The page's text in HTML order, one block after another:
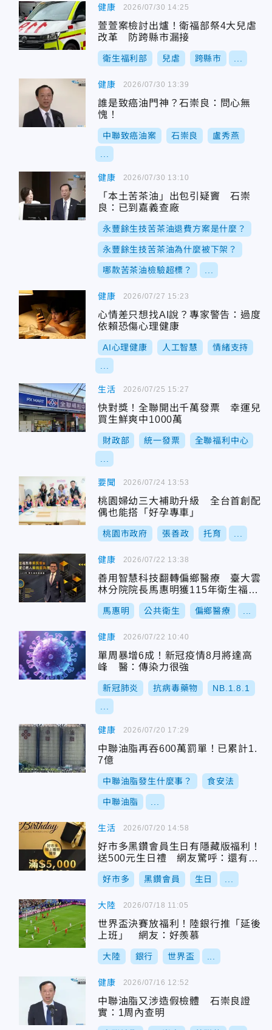
健康
萱萱案檢討出爐！衛福部祭4大兒虐
改革 防跨縣市漏接
衛生福利部 兒虐 跨縣市
2026/07/30 14:25
健康
誰是致癌油門神？石崇良：問心無
愧！
中聯致癌油案 石崇良 盧秀燕
2026/07/30 13:39
健康
「本土苦茶油」出包引疑竇 石崇
良：已到嘉義查廠
永豐餘生技苦茶油退費方案是什麼？
永豐餘生技苦茶油為什麼被下架？
哪款苦茶油檢驗超標？
2026/07/30 13:10
健康
心情差只想找AI說？專家警告：過度
依賴恐傷心理健康
AI心理健康 人工智慧 情緒支持
2026/07/27 15:23
生活
快對獎！全聯開出千萬發票 幸運兒
買生鮮爽中1000萬
財政部 統一發票 全聯福利中心
2026/07/25 15:27
要聞
桃園婦幼三大補助升級 全台首創配
偶也能搭「好孕專車」
桃園市政府 張善政 托育
2026/07/24 13:53
健康
善用智慧科技翻轉偏鄉醫療 臺大雲
林分院院長馬惠明獲115年衛生福利
專業獎章
馬惠明 公共衛生 偏鄉醫療
2026/07/22 13:38
健康
單周暴增6成！新冠疫情8月將達高
峰 醫：傳染力很強
新冠肺炎 抗病毒藥物 NB.1.8.1
2026/07/22 10:40
健康
中聯油脂再吞600萬罰單！已累計1.
7億
中聯油脂發生什麼事？ 食安法
中聯油脂
2026/07/20 17:29
生活
好市多黑鑽會員生日有隱藏版福利！
送500元生日禮 網友驚呼：還有這
好康
好市多 黑鑽會員 生日
2026/07/20 14:58
大陸
世界盃決賽放福利！陸銀行推「延後
上班」 網友：好羨慕
大陸 銀行 世界盃
2026/07/18 11:05
健康
中聯油脂又涉造假檢體 石崇良證
實：1周內查明
2026/07/16 12:52